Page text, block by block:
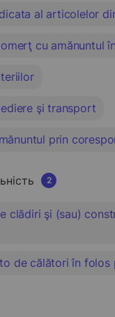
al articolelor
cu amănuntul
şi transport
prin
2
clădiri şi (sau)
de călători în